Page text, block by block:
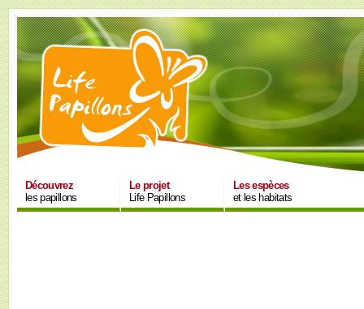
Découvrez
les papillons
Le projet
Life Papillons
Les espèces
et les habitats